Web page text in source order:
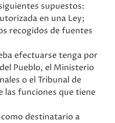
supuestos:
en una Ley;
recogidos de fuentes
efectuarse tenga por
Pueblo, el Ministerio
o el Tribunal de
las funciones que tiene
destinatario a